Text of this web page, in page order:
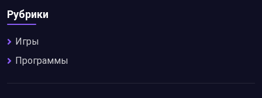
Рубрики
Игры
Программы